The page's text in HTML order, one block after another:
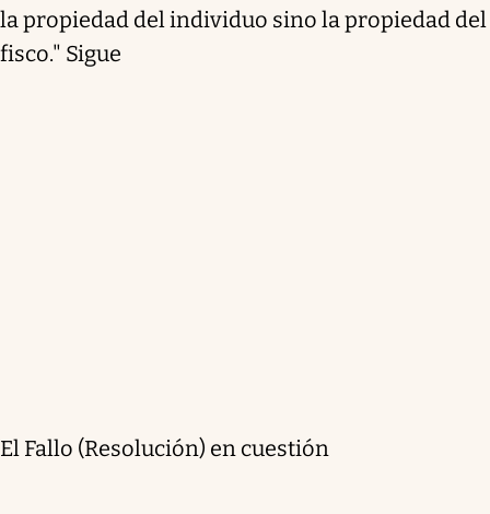
la propiedad del individuo sino la propiedad del
fisco." Sigue
El Fallo (Resolución) en cuestión